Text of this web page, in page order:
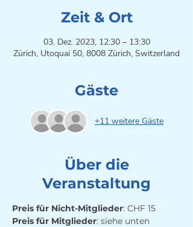
Zeit & Ort
03. Dez. 2023, 12:30 – 13:30
Zürich, Utoquai 50, 8008 Zürich, Switzerland
Gäste
+11 weitere Gäste
Über die
Veranstaltung
Preis für Nicht-Mitglieder: CHF 15
Preis für Mitglieder: siehe unten